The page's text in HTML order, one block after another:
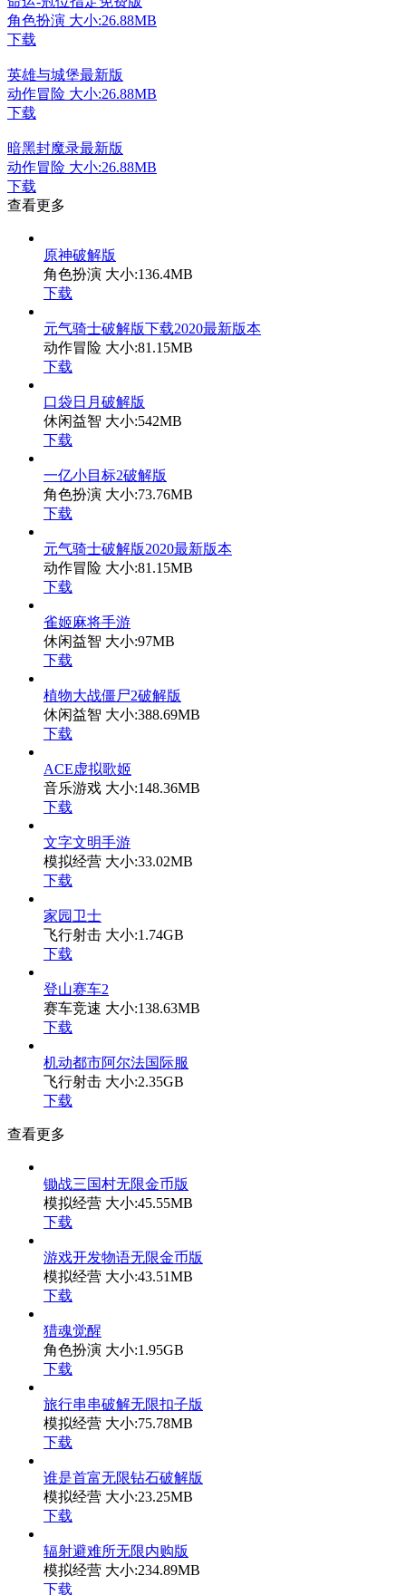
角色扮演 大小:26.88MB
下载
英雄与城堡最新版
动作冒险 大小:26.88MB
下载
暗黑封魔录最新版
动作冒险 大小:26.88MB
下载
查看更多
原神破解版
角色扮演 大小:136.4MB
下载
元气骑士破解版下载2020最新版本
动作冒险 大小:81.15MB
下载
口袋日月破解版
休闲益智 大小:542MB
下载
一亿小目标2破解版
角色扮演 大小:73.76MB
下载
元气骑士破解版2020最新版本
动作冒险 大小:81.15MB
下载
雀姬麻将手游
休闲益智 大小:97MB
下载
植物大战僵尸2破解版
休闲益智 大小:388.69MB
下载
ACE虚拟歌姬
音乐游戏 大小:148.36MB
下载
文字文明手游
模拟经营 大小:33.02MB
下载
家园卫士
飞行射击 大小:1.74GB
下载
登山赛车2
赛车竞速 大小:138.63MB
下载
机动都市阿尔法国际服
飞行射击 大小:2.35GB
下载
查看更多
锄战三国村无限金币版
模拟经营 大小:45.55MB
下载
游戏开发物语无限金币版
模拟经营 大小:43.51MB
下载
猎魂觉醒
角色扮演 大小:1.95GB
下载
旅行串串破解无限扣子版
模拟经营 大小:75.78MB
下载
谁是首富无限钻石破解版
模拟经营 大小:23.25MB
下载
辐射避难所无限内购版
模拟经营 大小:234.89MB
下载